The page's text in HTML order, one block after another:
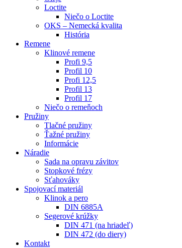
Loctite
Niečo o Loctite
OKS – Nemecká kvalita
História
Remene
Klinové remene
Profi 9,5
Profil 10
Profi 12,5
Profil 13
Profil 17
Niečo o remeňoch
Pružiny
Tlačné pružiny
Ťažné pružiny
Informácie
Náradie
Sada na opravu závitov
Stopkové frézy
Sťahováky
Spojovací materiál
Klinok a pero
DIN 6885A
Segerové krúžky
DIN 471 (na hriadeľ)
DIN 472 (do diery)
Kontakt